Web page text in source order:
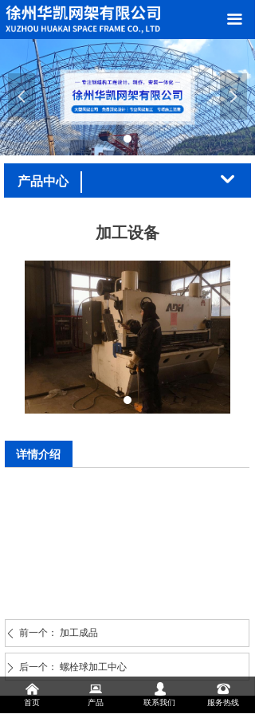
끀
网站首页
关于我们
产品中心
案例展示
加工车间
新闻中心
联系我们
荣誉资质
넳 넲
产品中心 낔
加工设备
详情介绍
ꄴ 前一个： 加工成品
ꄲ 后一个： 螺栓球加工中心
낀
首页
뀵
产品
넙
联系我们
뀰
服务热线